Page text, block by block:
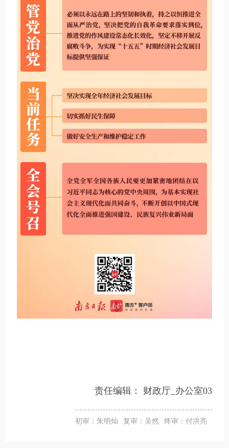
责任编辑： 财政厅_办公室03
初审：朱明灿 复审：吴然 终审：付洪亮